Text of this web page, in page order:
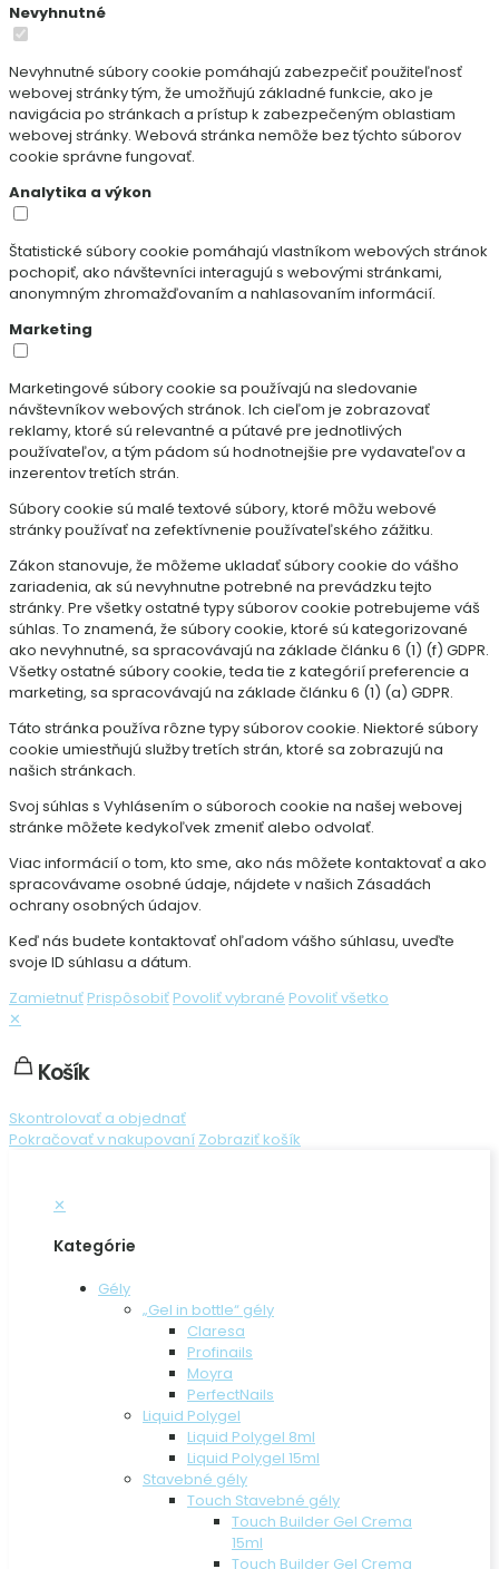
Nevyhnutné
Nevyhnutné súbory cookie pomáhajú zabezpečiť použiteľnosť
webovej stránky tým, že umožňujú základné funkcie, ako je
navigácia po stránkach a prístup k zabezpečeným oblastiam
webovej stránky. Webová stránka nemôže bez týchto súborov
cookie správne fungovať.
Analytika a výkon
Štatistické súbory cookie pomáhajú vlastníkom webových stránok
pochopiť, ako návštevníci interagujú s webovými stránkami,
anonymným zhromažďovaním a nahlasovaním informácií.
Marketing
Marketingové súbory cookie sa používajú na sledovanie
návštevníkov webových stránok. Ich cieľom je zobrazovať
reklamy, ktoré sú relevantné a pútavé pre jednotlivých
používateľov, a tým pádom sú hodnotnejšie pre vydavateľov a
inzerentov tretích strán.
Súbory cookie sú malé textové súbory, ktoré môžu webové
stránky používať na zefektívnenie používateľského zážitku.
Zákon stanovuje, že môžeme ukladať súbory cookie do vášho
zariadenia, ak sú nevyhnutne potrebné na prevádzku tejto
stránky. Pre všetky ostatné typy súborov cookie potrebujeme váš
súhlas. To znamená, že súbory cookie, ktoré sú kategorizované
ako nevyhnutné, sa spracovávajú na základe článku 6 (1) (f) GDPR.
Všetky ostatné súbory cookie, teda tie z kategórií preferencie a
marketing, sa spracovávajú na základe článku 6 (1) (a) GDPR.
Táto stránka používa rôzne typy súborov cookie. Niektoré súbory
cookie umiestňujú služby tretích strán, ktoré sa zobrazujú na
našich stránkach.
Svoj súhlas s Vyhlásením o súboroch cookie na našej webovej
stránke môžete kedykoľvek zmeniť alebo odvolať.
Viac informácií o tom, kto sme, ako nás môžete kontaktovať a ako
spracovávame osobné údaje, nájdete v našich Zásadách
ochrany osobných údajov.
Keď nás budete kontaktovať ohľadom vášho súhlasu, uveďte
svoje ID súhlasu a dátum.
Zamietnuť Prispôsobiť Povoliť vybrané Povoliť všetko
✕
Košík
Skontrolovať a objednať
Pokračovať v nakupovaní Zobraziť košík
✕
Kategórie
Gély
„Gel in bottle“ gély
Claresa
Profinails
Moyra
PerfectNails
Liquid Polygel
Liquid Polygel 8ml
Liquid Polygel 15ml
Stavebné gély
Touch Stavebné gély
Touch Builder Gel Crema
15ml
Touch Builder Gel Crema